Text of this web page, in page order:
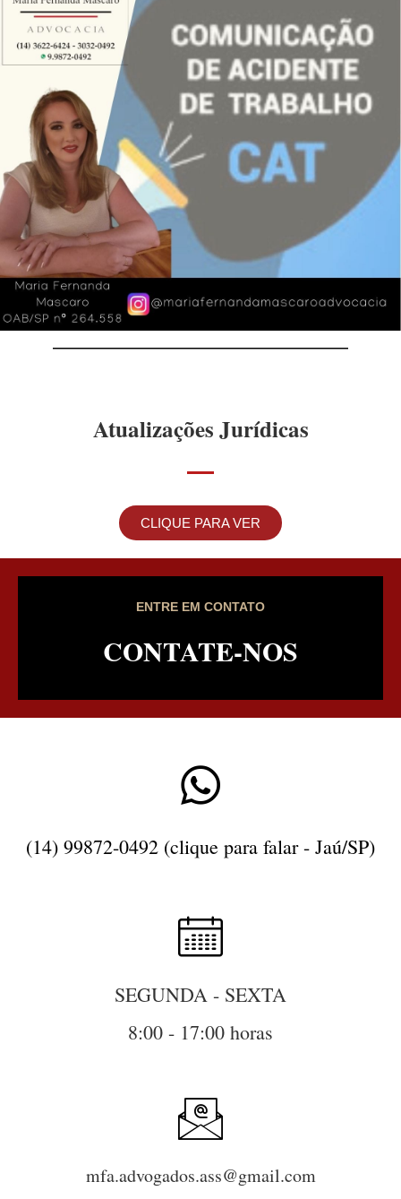
———————————————
Atualizações Jurídicas
CLIQUE PARA VER
ENTRE EM CONTATO
CONTATE-NOS
(14) 99872-0492 (clique para falar - Jaú/SP)
SEGUNDA - SEXTA
8:00 - 17:00 horas
mfa.advogados.ass@gmail.com